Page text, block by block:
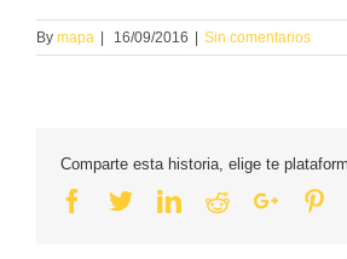
By mapa 16/09/2016 Sin comentarios
Comparte esta historia, elige te
Facebook
TwitterLinkedin
Reddit